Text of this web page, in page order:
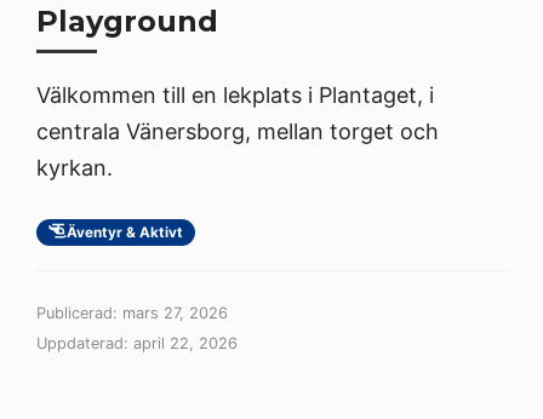
Playground
Välkommen till en lekplats i Plantaget, i
centrala Vänersborg, mellan torget och
kyrkan.
Äventyr & Aktivt
Publicerad: mars 27, 2026
Uppdaterad: april 22, 2026